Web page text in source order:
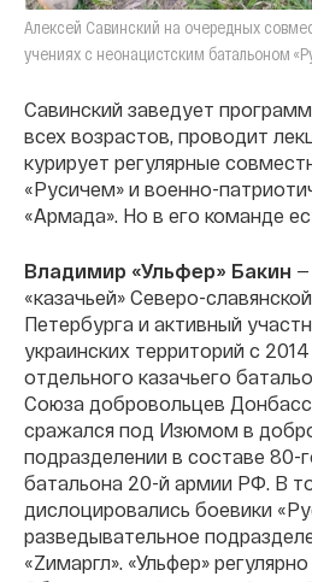
Алексей Савинский на очередных
учениях с неонацистским батальоном
Савинский заведует
всех возрастов, проводит
курирует регулярные
«Русичем» и военно-
«Армада». Но в его команде
Владимир «Ульфер» Бакин
«казачьей» Северо-
Петербурга и активный
украинских территорий с
отдельного казачьего
Союза добровольцев
сражался под Изюмом в
подразделении в составе 80-
батальона 20-й армии РФ. В
дислоцировались боевики
разведывательное
«Zимаргл». «Ульфер»